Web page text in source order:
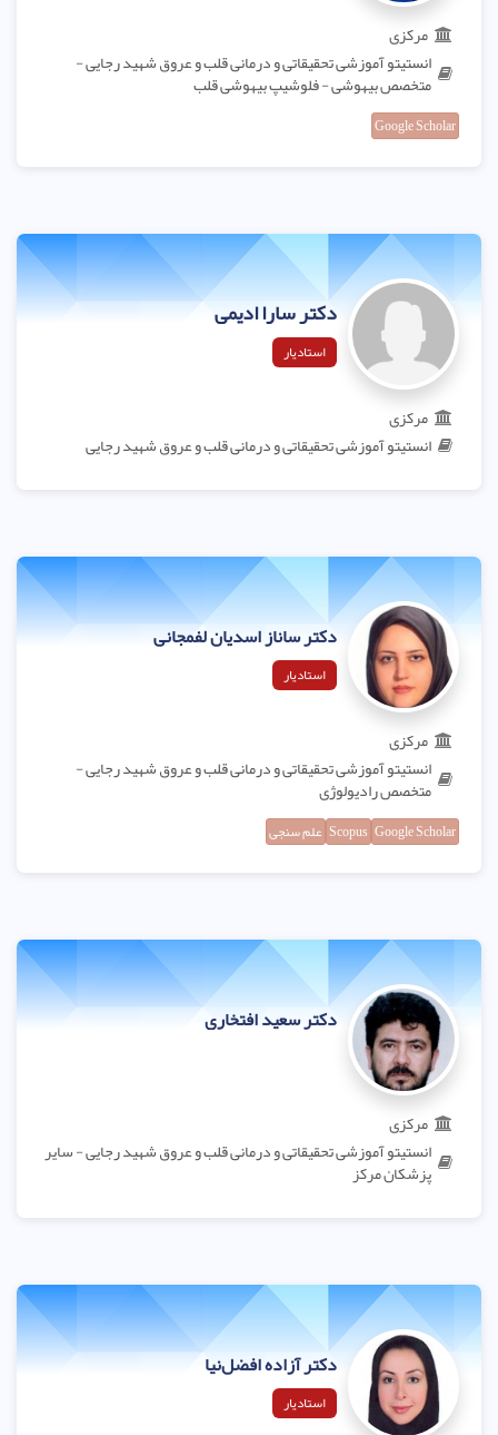
مرکزی
انستیتو آموزشی تحقیقاتی و درمانی قلب و عروق شهید رجایی -
متخصص بیهوشی - فلوشیپ بیهوشی قلب
Google Scholar
دکتر سارا ادیمی
استادیار
مرکزی
انستیتو آموزشی تحقیقاتی و درمانی قلب و عروق شهید رجایی
دکتر ساناز اسدیان لفمجانی
استادیار
مرکزی
انستیتو آموزشی تحقیقاتی و درمانی قلب و عروق شهید رجایی -
متخصص رادیولوژی
Google Scholar
Scopus علم سنجی
دکتر سعید افتخاری
مرکزی
انستیتو آموزشی تحقیقاتی و درمانی قلب و عروق شهید رجایی - سایر
پزشکان مرکز
دکتر آزاده افضل‌نیا
استادیار